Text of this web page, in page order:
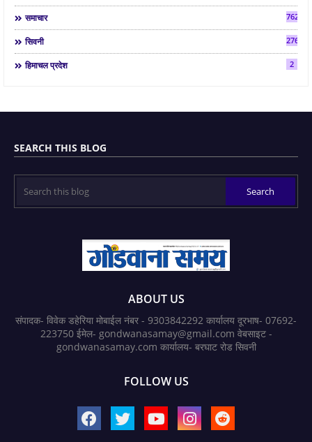
समाचार 7624
सिवनी 2763
हिमाचल प्रदेश 2
SEARCH THIS BLOG
ABOUT US
संपादक- विवेक डहेरिया मोबाईल नंबर - 9303842292 कार्यालय दूरभाष- 07692-
223750 ईमेल- gondwanasamay@gmail.com वेबसाइट -
gondwanasamay.com कार्यालय- बरघाट रोड सिवनी
FOLLOW US